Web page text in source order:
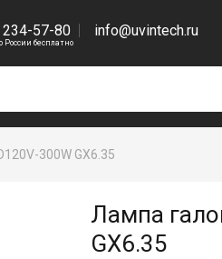
234-57-80
России бесплатно
info@uvintech.ru
300W GX6.35
Лампа
GX6.35